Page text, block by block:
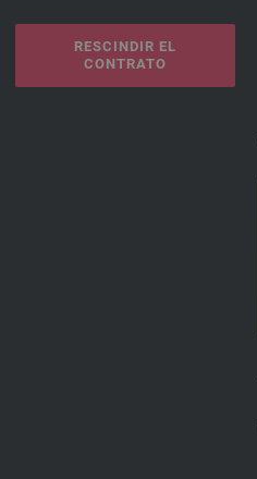
RESCINDIR EL
CONTRATO